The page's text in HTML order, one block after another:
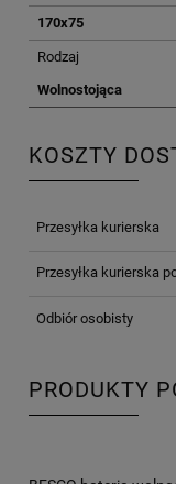
170x75
Rodzaj
Wolnostojąca
KOSZTY
CENA NIE
Przesyłka kurierska
Przesyłka kurierska
Odbiór osobisty
PRODUKTY